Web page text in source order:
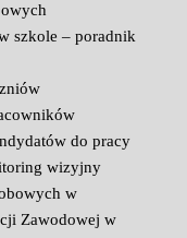
szkole – poradnik
do pracy
wizyjny
w
Zawodowej w